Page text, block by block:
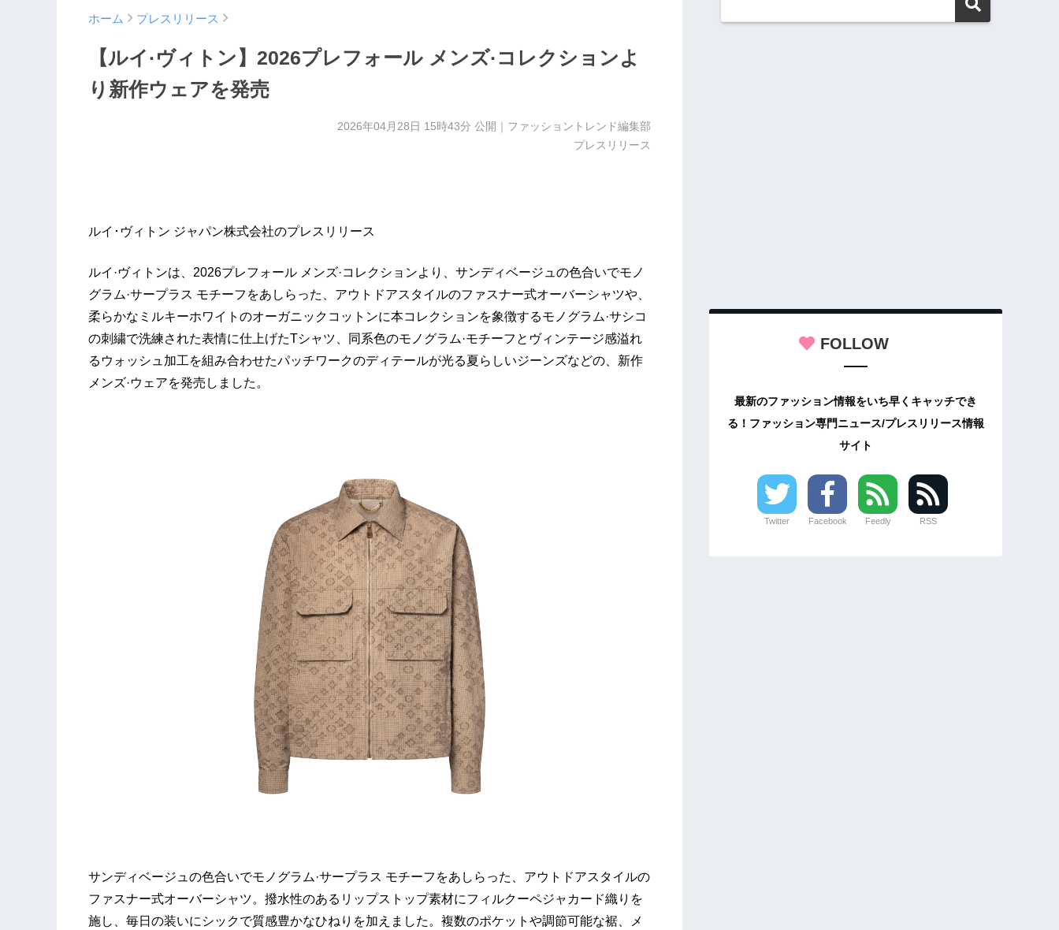
ホーム プレスリリース
【ルイ·ヴィトン】2026プレフォール メンズ·コレクションよ
り新作ウェアを発売
2026年04月28日 15時43分 公開｜ファッショントレンド編集部
プレスリリース
ルイ･ヴィトン ジャパン株式会社のプレスリリース
ルイ·ヴィトンは、2026プレフォール メンズ·コレクションより、サンディベージュの色合いでモノ
グラム·サープラス モチーフをあしらった、アウトドアスタイルのファスナー式オーバーシャツや、
柔らかなミルキーホワイトのオーガニックコットンに本コレクションを象徴するモノグラム·サシコ
の刺繍で洗練された表情に仕上げたTシャツ、同系色のモノグラム·モチーフとヴィンテージ感溢れ
るウォッシュ加工を組み合わせたパッチワークのディテールが光る夏らしいジーンズなどの、新作
メンズ·ウェアを発売しました。
サンディベージュの色合いでモノグラム·サープラス モチーフをあしらった、アウトドアスタイルの
ファスナー式オーバーシャツ。撥水性のあるリップストップ素材にフィルクーペジャカード織りを
施し、毎日の装いにシックで質感豊かなひねりを加えました。複数のポケットや調節可能な裾、メ
FOLLOW
最新のファッション情報をいち早くキャッチでき
る！ファッション専門ニュース/プレスリリース情報
サイト
Twitter Facebook Feedly RSS